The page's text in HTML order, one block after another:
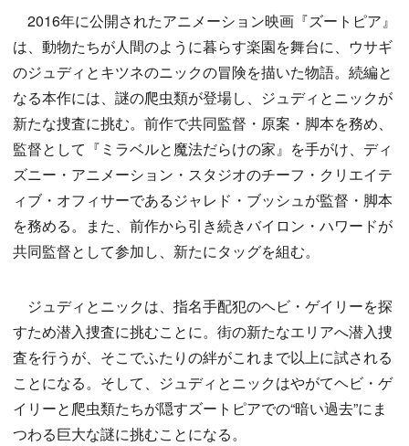
2016年に公開されたアニメーション映画『ズートピア』
は、動物たちが人間のように暮らす楽園を舞台に、ウサギ
のジュディとキツネのニックの冒険を描いた物語。続編と
なる本作には、謎の爬虫類が登場し、ジュディとニックが
新たな捜査に挑む。前作で共同監督・原案・脚本を務め、
監督として『ミラベルと魔法だらけの家』を手がけ、ディ
ズニー・アニメーション・スタジオのチーフ・クリエイテ
ィブ・オフィサーであるジャレド・ブッシュが監督・脚本
を務める。また、前作から引き続きバイロン・ハワードが
共同監督として参加し、新たにタッグを組む。
ジュディとニックは、指名手配犯のヘビ・ゲイリーを探
すため潜入捜査に挑むことに。街の新たなエリアへ潜入捜
査を行うが、そこでふたりの絆がこれまで以上に試される
ことになる。そして、ジュディとニックはやがてヘビ・ゲ
イリーと爬虫類たちが隠すズートピアでの“暗い過去”にま
つわる巨大な謎に挑むことになる。